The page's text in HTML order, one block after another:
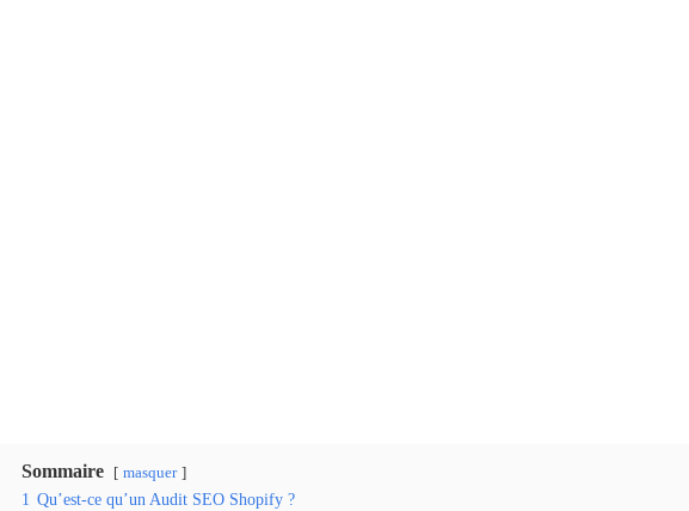
Sommaire masquer
1 Qu’est-ce qu’un Audit SEO Shopify ?